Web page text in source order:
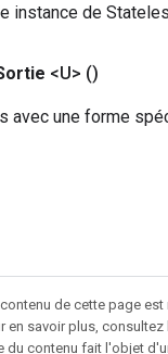
instance de
<U> ()
avec une forme
de cette page est
en savoir plus, consultez
du contenu fait l'objet